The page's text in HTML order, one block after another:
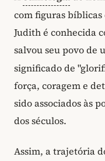
com figuras
Judith é conhecida
salvou seu povo de
significado de
força, coragem e
sido associados às
dos séculos.
Assim, a trajetória